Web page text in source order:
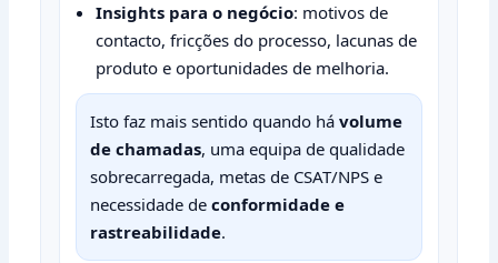
Insights para o negócio: motivos de
contacto, fricções do processo, lacunas de
produto e oportunidades de melhoria.
Isto faz mais sentido quando hávolume
de chamadas, uma equipa de qualidade
sobrecarregada, metas de CSAT/NPS e
necessidade deconformidade e
rastreabilidade.